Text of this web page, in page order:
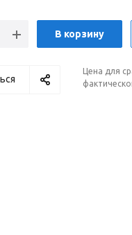
В корзину
Цена для